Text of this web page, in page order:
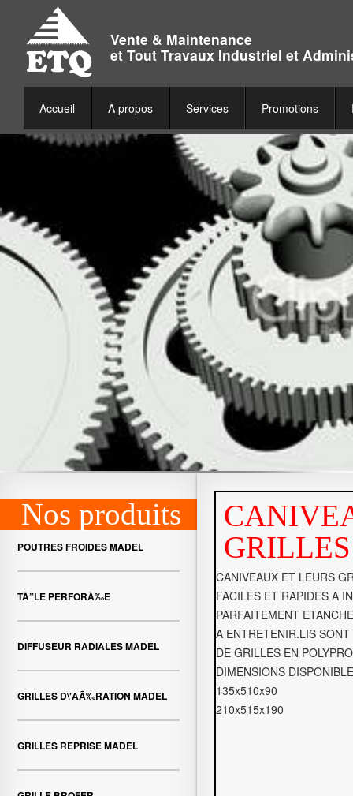
Vente & Maintenance
et Tout Travaux Industriel et
Accueil A propos Services Promotions
Nos produits
POUTRES FROIDES MADEL
TÃ”LE PERFORÃ‰E
DIFFUSEUR RADIALES MADEL
GRILLES D\'AÃ‰RATION MADEL
GRILLES REPRISE MADEL
GRILLES
CANIVEAUX ET LEURS
FACILES ET RAPIDES A
PARFAITEMENT
A ENTRETENIR.LIS
DE GRILLES EN
DIMENSIONS
135x510x90
210x515x190